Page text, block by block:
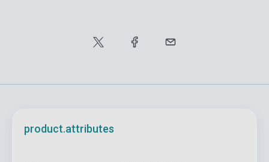
product.attributes